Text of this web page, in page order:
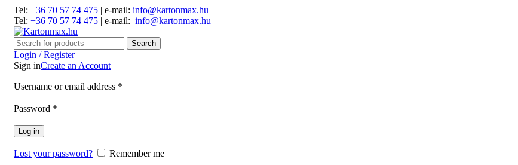
Tel: +36 70 57 74 475 | e-mail: info@kartonmax.hu
Tel: +36 70 57 74 475 | e-mail: info@kartonmax.hu
Search
Login / Register
Sign inCreate an Account
Username or email address *
Password *
Log in
Lost your password?
Remember me